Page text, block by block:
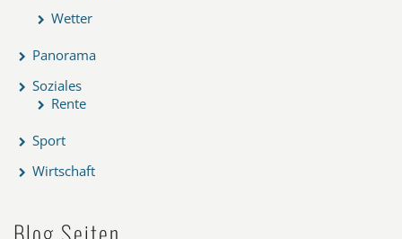
Wetter
Panorama
Soziales
Rente
Sport
Wirtschaft